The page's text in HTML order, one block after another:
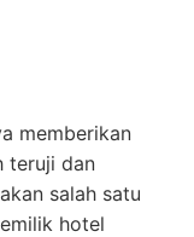
memberikan
teruji dan
salah satu
hotel